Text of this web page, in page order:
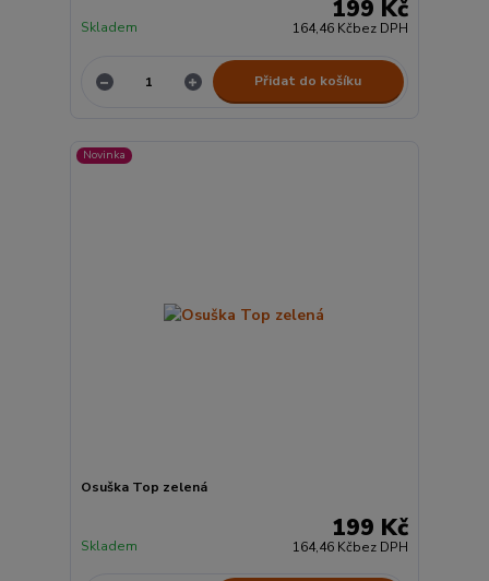
199 Kč
164,46 Kčbez DPH
Skladem
Přidat do košíku
Novinka
Osuška Top zelená
199 Kč
164,46 Kčbez DPH
Skladem